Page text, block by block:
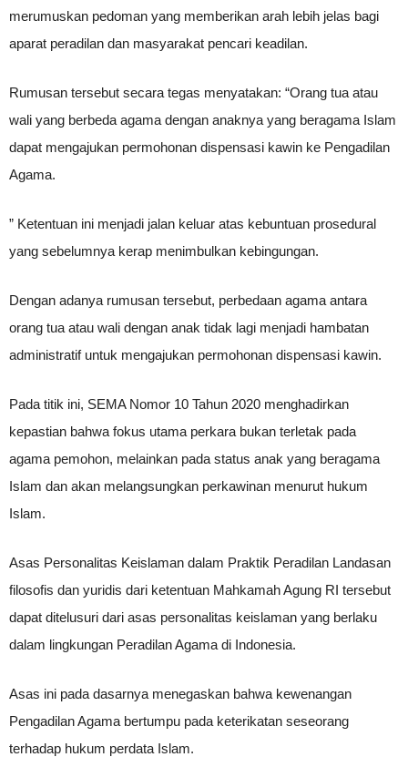
merumuskan pedoman yang memberikan arah lebih jelas bagi
aparat peradilan dan masyarakat pencari keadilan.
Rumusan tersebut secara tegas menyatakan: “Orang tua atau
wali yang berbeda agama dengan anaknya yang beragama Islam
dapat mengajukan permohonan dispensasi kawin ke Pengadilan
Agama.
” Ketentuan ini menjadi jalan keluar atas kebuntuan prosedural
yang sebelumnya kerap menimbulkan kebingungan.
Dengan adanya rumusan tersebut, perbedaan agama antara
orang tua atau wali dengan anak tidak lagi menjadi hambatan
administratif untuk mengajukan permohonan dispensasi kawin.
Pada titik ini, SEMA Nomor 10 Tahun 2020 menghadirkan
kepastian bahwa fokus utama perkara bukan terletak pada
agama pemohon, melainkan pada status anak yang beragama
Islam dan akan melangsungkan perkawinan menurut hukum
Islam.
Asas Personalitas Keislaman dalam Praktik Peradilan Landasan
filosofis dan yuridis dari ketentuan Mahkamah Agung RI tersebut
dapat ditelusuri dari asas personalitas keislaman yang berlaku
dalam lingkungan Peradilan Agama di Indonesia.
Asas ini pada dasarnya menegaskan bahwa kewenangan
Pengadilan Agama bertumpu pada keterikatan seseorang
terhadap hukum perdata Islam.